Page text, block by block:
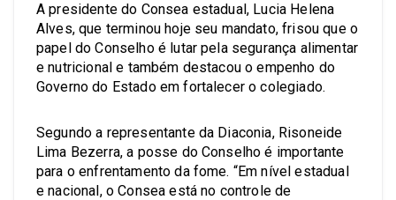
A presidente do Consea estadual, Lucia Helena
Alves, que terminou hoje seu mandato, frisou que o
papel do Conselho é lutar pela segurança alimentar
e nutricional e também destacou o empenho do
Governo do Estado em fortalecer o colegiado.
Segundo a representante da Diaconia, Risoneide
Lima Bezerra, a posse do Conselho é importante
para o enfrentamento da fome. “Em nível estadual
e nacional, o Consea está no controle de